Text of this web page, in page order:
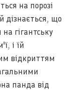
на порозі
дізнається, що
гігантську
і їй
відкриттям
панда від